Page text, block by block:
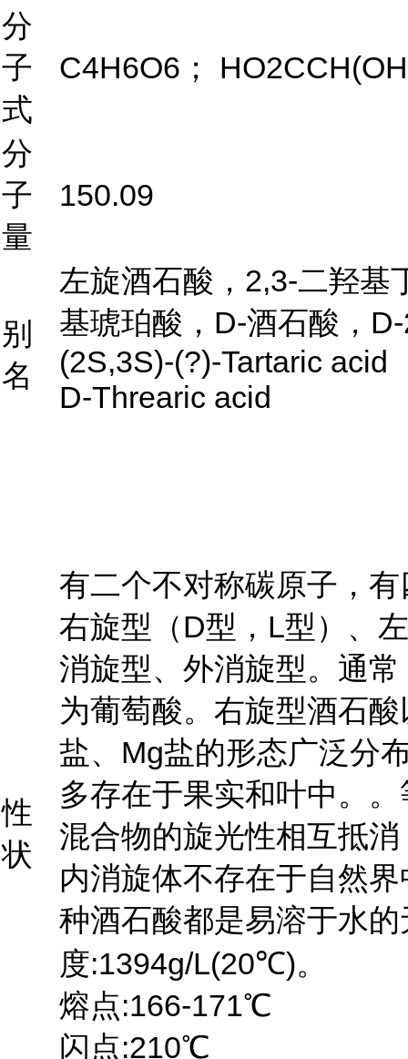
分
子
式
C4H6O6；
分
子
量
150.09
别
名
左旋酒石酸，2,3-二羟基
基琥珀酸，D-酒石酸，
(2S,3S)-(?)-Tartaric acid
D-Threaric acid
性
状
有二个不对称碳原子，
右旋型（D型，L型）、
消旋型、外消旋型。通
为葡萄酸。右旋型酒石
盐、Mg盐的形态广泛分
多存在于果实和叶中。
混合物的旋光性相互抵
内消旋体不存在于自然
种酒石酸都是易溶于水
度:1394g/L(20℃)。
熔点:166-171℃
闪点:210℃